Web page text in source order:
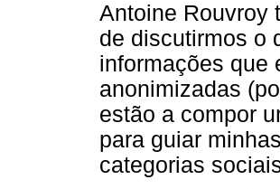
Antoine Rouvroy
de discutirmos o
informações que
anonimizadas
estão a compor
para guiar
categorias